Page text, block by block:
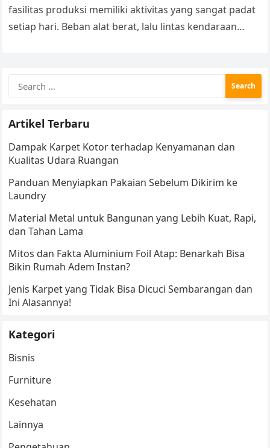
fasilitas produksi memiliki aktivitas yang sangat padat
setiap hari. Beban alat berat, lalu lintas kendaraan
for:
Artikel Terbaru
Dampak Karpet Kotor terhadap Kenyamanan dan
Kualitas Udara Ruangan
Panduan Menyiapkan Pakaian Sebelum Dikirim ke
Laundry
Material Metal untuk Bangunan yang Lebih Kuat, Rapi,
dan Tahan Lama
Mitos dan Fakta Aluminium Foil Atap: Benarkah Bisa
Bikin Rumah Adem Instan?
Jenis Karpet yang Tidak Bisa Dicuci Sembarangan dan
Ini Alasannya!
Kategori
Bisnis
Furniture
Kesehatan
Lainnya